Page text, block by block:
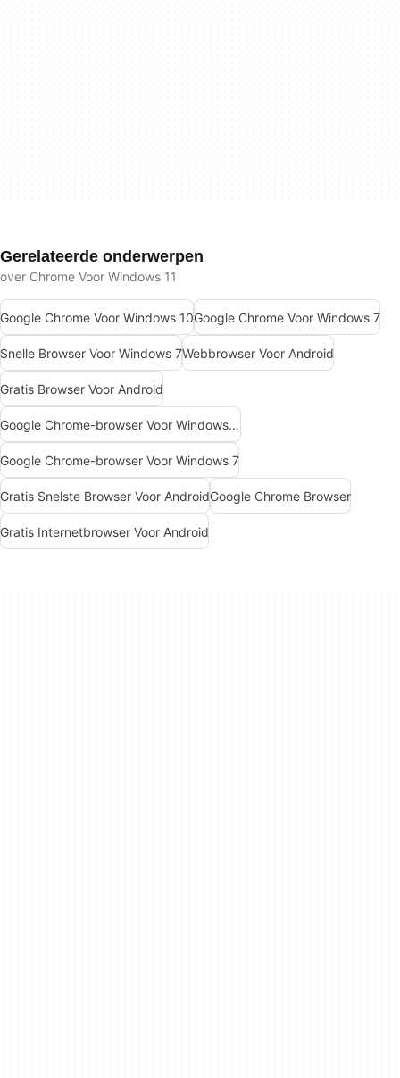
Gerelateerde onderwerpen
over Chrome Voor Windows 11
Google Chrome Voor Windows 10Google Chrome Voor Windows 7
Snelle Browser Voor Windows 7Webbrowser Voor Android
Gratis Browser Voor Android
Google Chrome-browser Voor Windows 10
Google Chrome-browser Voor Windows 7
Gratis Snelste Browser Voor AndroidGoogle Chrome Browser
Gratis Internetbrowser Voor Android